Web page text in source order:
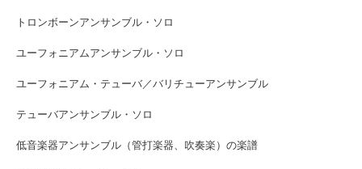
トロンボーンアンサンブル・ソロ
ユーフォニアムアンサンブル・ソロ
ユーフォニアム・テューバ／バリチューアンサンブル
テューバアンサンブル・ソロ
低音楽器アンサンブル（管打楽器、吹奏楽）の楽譜